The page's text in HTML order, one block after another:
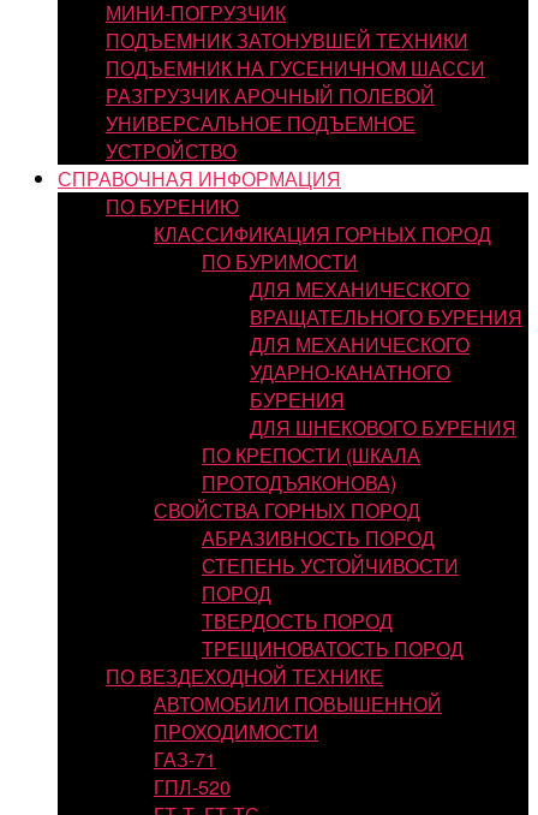
МИНИ-ПОГРУЗЧИК
ПОДЪЕМНИК ЗАТОНУВШЕЙ ТЕХНИКИ
ПОДЪЕМНИК НА ГУСЕНИЧНОМ ШАССИ
РАЗГРУЗЧИК АРОЧНЫЙ ПОЛЕВОЙ
УНИВЕРСАЛЬНОЕ ПОДЪЕМНОЕ
УСТРОЙСТВО
СПРАВОЧНАЯ ИНФОРМАЦИЯ
ПО БУРЕНИЮ
КЛАССИФИКАЦИЯ ГОРНЫХ ПОРОД
ПО БУРИМОСТИ
ДЛЯ МЕХАНИЧЕСКОГО
ВРАЩАТЕЛЬНОГО БУРЕНИЯ
ДЛЯ МЕХАНИЧЕСКОГО
УДАРНО-КАНАТНОГО
БУРЕНИЯ
ДЛЯ ШНЕКОВОГО БУРЕНИЯ
ПО КРЕПОСТИ (ШКАЛА
ПРОТОДЪЯКОНОВА)
СВОЙСТВА ГОРНЫХ ПОРОД
АБРАЗИВНОСТЬ ПОРОД
СТЕПЕНЬ УСТОЙЧИВОСТИ
ПОРОД
ТВЕРДОСТЬ ПОРОД
ТРЕЩИНОВАТОСТЬ ПОРОД
ПО ВЕЗДЕХОДНОЙ ТЕХНИКЕ
АВТОМОБИЛИ ПОВЫШЕННОЙ
ПРОХОДИМОСТИ
ГАЗ-71
ГПЛ-520